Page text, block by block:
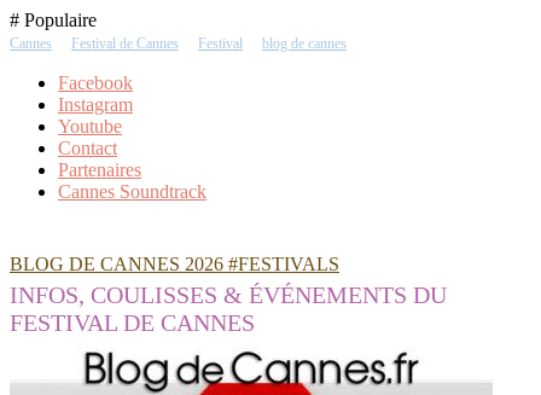
Skip
To
# Populaire
Cannes Festival de Cannes Festival blog de cannes
Facebook
Instagram
Youtube
Contact
Partenaires
Cannes Soundtrack
BLOG DE CANNES 2026 #FESTIVALS
INFOS, COULISSES & ÉVÉNEMENTS DU
FESTIVAL DE CANNES